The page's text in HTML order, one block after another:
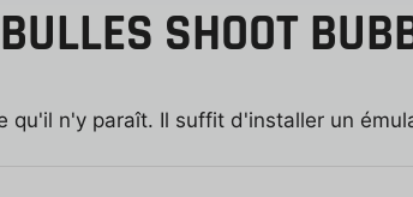
SHOOT
qu'il n'y paraît. Il suffit d'installer un